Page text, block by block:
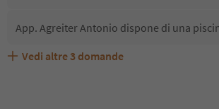
App. Agreiter Antonio dispone di una
App. Agreiter Antonio accetta animali
Quali servizi/attività sono disponibili presso
Gli ospiti di App. Agreiter Antonio ricevono
Vedi altre 3 domande